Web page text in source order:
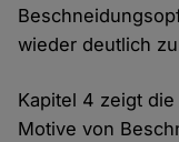
wieder deutlich
Kapitel 4 zeigt
Motive von